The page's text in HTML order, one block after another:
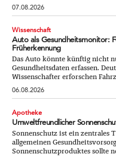
07.08.2026
Wissenschaft
Auto als Gesundheitsmonitor:
Früherkennung
Das Auto könnte künftig nicht
Gesundheitsdaten erfassen.
Wissenschafter erforschen
06.08.2026
Apotheke
Umweltfreundlicher
Sonnenschutz ist ein zentrales
allgemeinen
Sonnenschutzproduktes sollte